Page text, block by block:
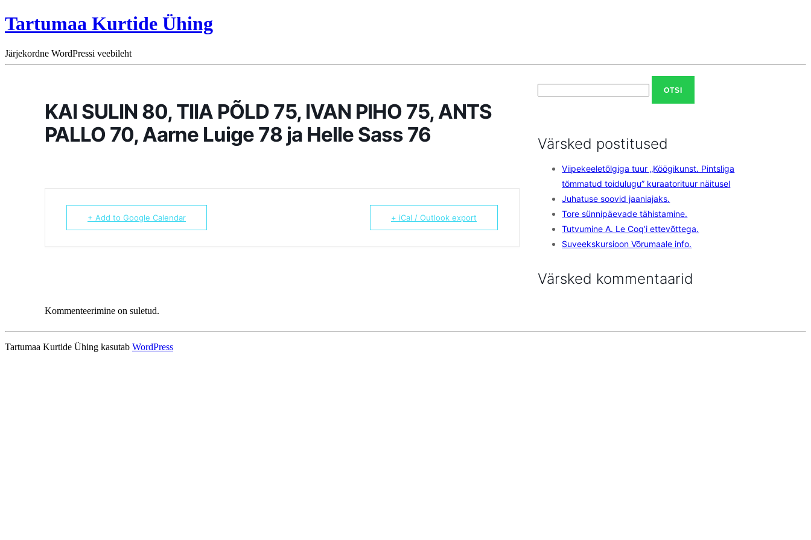
Tartumaa Kurtide Ühing
Järjekordne WordPressi veebileht
KAI SULIN 80, TIIA PÕLD 75, IVAN PIHO 75, ANTS
PALLO 70, Aarne Luige 78 ja Helle Sass 76
+ Add to Google Calendar + iCal / Outlook export
Otsi:
Värsked postitused
Viipekeeletõlgiga tuur „Köögikunst. Pintsliga
tõmmatud toidulugu” kuraatorituur näitusel
Juhatuse soovid jaaniajaks.
Tore sünnipäevade tähistamine.
Tutvumine A. Le Coq’i ettevõttega.
Suveekskursioon Võrumaale info.
Värsked kommentaarid
Kommenteerimine on suletud.
Tartumaa Kurtide Ühing kasutab WordPress